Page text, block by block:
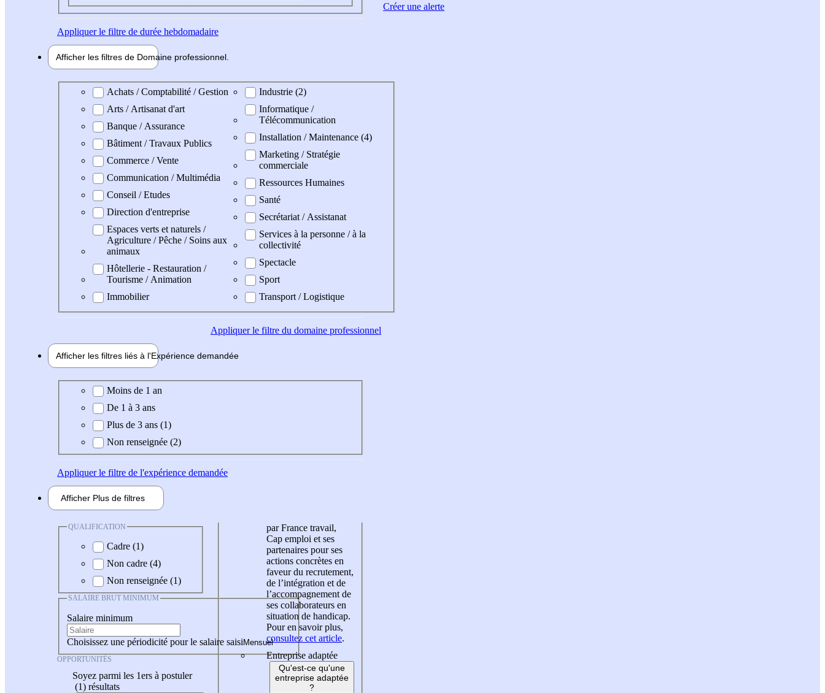
Appliquerle filtre de durée hebdomadaire
Afficher les filtres de Domaine professionnel
Domaine professionel
Achats / Comptabilité / Gestion
Arts / Artisanat d'art
Banque / Assurance
Bâtiment / Travaux Publics
Commerce / Vente
Communication / Multimédia
Conseil / Etudes
Direction d'entreprise
Espaces verts et naturels /
Agriculture / Pêche / Soins aux
animaux
Hôtellerie - Restauration /
Tourisme / Animation
Immobilier
Industrie (2)
Informatique /
Télécommunication
Installation / Maintenance (4)
Marketing / Stratégie
commerciale
Ressources Humaines
Santé
Secrétariat / Assistanat
Services à la personne / à la
collectivité
Spectacle
Sport
Transport / Logistique
Appliquerle filtre du domaine professionnel
Afficher les filtres liés à l'Expérience demandée
Expérience demandée
Moins de 1 an
De 1 à 3 ans
Plus de 3 ans (1)
Non renseignée (2)
Appliquerle filtre de l'expérience demandée
Afficher Plus de filtres
QUALIFICATION
Cadre (1)
Non cadre (4)
Non renseignée (1)
SALAIRE BRUT MINIMUM
Salaire minimum
Choisissez une périodicité pour le salaire saisi
OPPORTUNITÉS
Soyez parmi les 1ers à postuler
(1) résultats
par France travail,
Cap emploi et ses
partenaires pour ses
actions concrètes en
faveur du recrutement,
de l’intégration et de
l’accompagnement de
ses collaborateurs en
situation de handicap.
Pour en savoir plus,
consultez cet article.
Entreprise adaptée
Qu'est-ce qu'une
entreprise adaptée
?
Créer une alerte